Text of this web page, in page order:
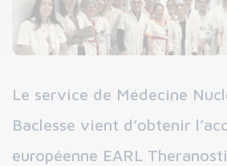
Le service de Médecine
Baclesse vient d’obtenir
européenne EARL